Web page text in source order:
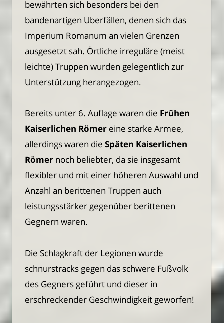
bewährten sich besonders bei den
bandenartigen Uberfällen, denen sich das
Imperium Romanum an vielen Grenzen
ausgesetzt sah. Örtliche irreguläre (meist
leichte) Truppen wurden gelegentlich zur
Unterstützung herangezogen.
Bereits unter 6. Auflage waren die Frühen
Kaiserlichen Römer eine starke Armee,
allerdings waren die Späten Kaiserlichen
Römer noch beliebter, da sie insgesamt
flexibler und mit einer höheren Auswahl und
Anzahl an berittenen Truppen auch
leistungsstärker gegenüber berittenen
Gegnern waren.
Die Schlagkraft der Legionen wurde
schnurstracks gegen das schwere Fußvolk
des Gegners geführt und dieser in
erschreckender Geschwindigkeit geworfen!